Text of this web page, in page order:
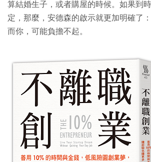
算結婚生子，或者購屋的時候。如果到
定，那麼，安德森的啟示就更加明確了
而你，可能負擔不起。